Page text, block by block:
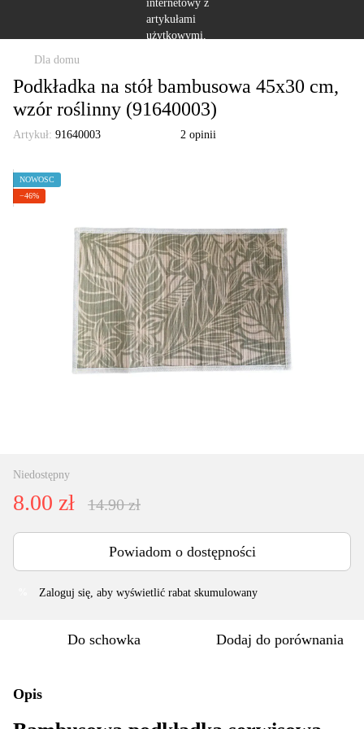
Dla domu
Podkładka na stół bambusowa 45x30 cm,
wzór roślinny (91640003)
Artykuł: 91640003 2 opinii
NOWOŚĆ
−46%
Niedostępny
8.00 zł 14.90 zł
Powiadom o dostępności
Zaloguj się , aby wyświetlić rabat skumulowany
Do schowka Dodaj do porównania
Opis